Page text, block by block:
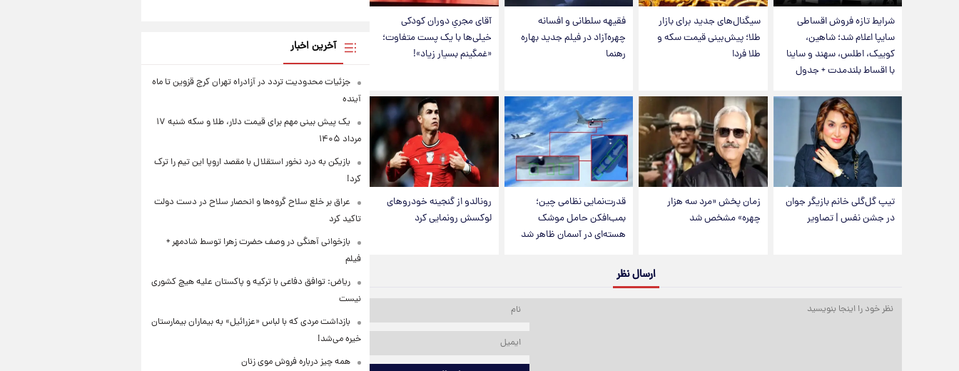
شرایط تازه فروش اقساطی
سایپا اعلام شد؛ شاهین،
کوییک، اطلس، سهند و ساینا
با اقساط بلندمدت + جدول
سیگنال‌های جدید برای بازار
طلا؛ پیش‌بینی قیمت سکه و
طلا فردا
فقیهه سلطانی و افسانه
چهره‌آزاد در فیلم جدید بهاره
رهنما
آقای مجریِ دوران کودکی
خیلی‌ها با یک پست متفاوت؛
«غمگینم بسیار زیاد»!
تیپ گل‌گلی خانم بازیگر جوان
در جشن نفس | تصاویر
زمان پخش «مرد سه هزار
چهره» مشخص شد
قدرت‌نمایی نظامی چین؛
بمب‌افکن حامل موشک
هسته‌ای در آسمان ظاهر شد
رونالدو از گنجینه خودروهای
لوکسش رونمایی کرد
ارسال نظر
آخرین اخبار
جزئیات محدودیت تردد در آزادراه تهران کرج قزوین تا ماه
آینده
یک پیش ‌بینی مهم برای قیمت دلار، طلا و سکه شنبه ۱۷
مرداد ۱۴۰۵
بازیکن به درد نخور استقلال با مقصد اروپا این تیم را ترک
کرد!
عراق بر خلع سلاح گروه‌ها و انحصار سلاح در دست دولت
تاکید کرد
بازخوانی آهنگی در وصف حضرت زهرا توسط شادمهر +
فیلم
ریاض: توافق دفاعی با ترکیه و پاکستان علیه هیچ کشوری
نیست
بازداشت مردی که با لباس «عزرائیل» به بیماران بیمارستان
خیره می‌شد!
همه چیز درباره فروش موی زنان